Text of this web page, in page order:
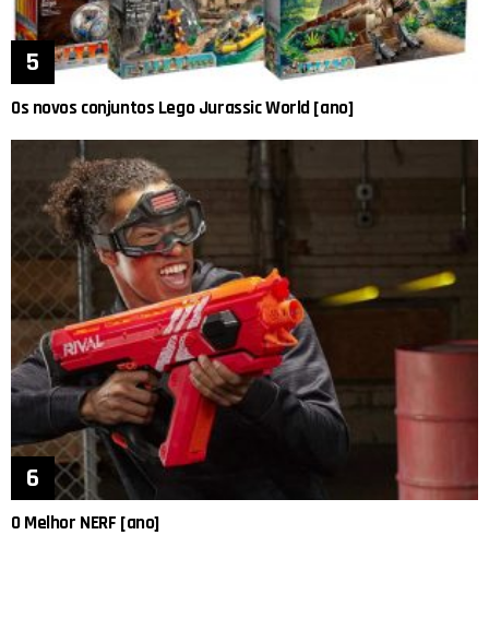
Os novos conjuntos Lego Jurassic World [ano]
O Melhor NERF [ano]